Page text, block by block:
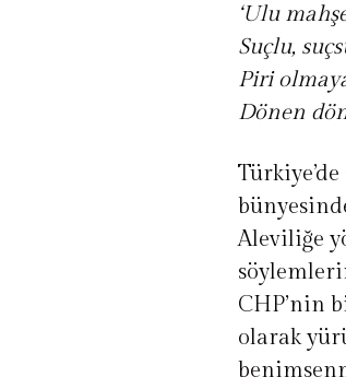
‘Ulu
Suçlu,
Piri
Dönen
Aleviliğe
CHP’nin
olarak